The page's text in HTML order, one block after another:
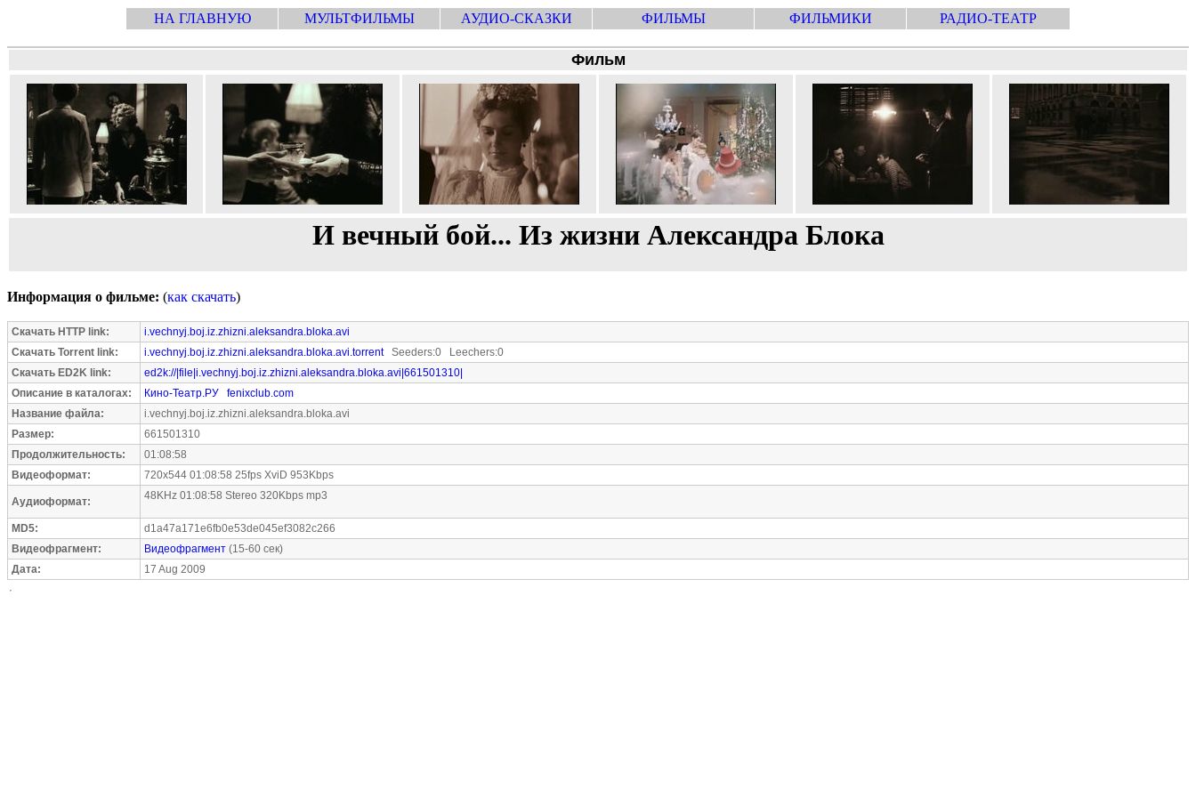
НА ГЛАВНУЮ МУЛЬТФИЛЬМЫ АУДИО-СКАЗКИ ФИЛЬМЫ ФИЛЬМИКИ РАДИО-ТЕАТР
Фильм
И вечный бой... Из жизни Александра Блока
Информация о фильме: (как скачать)
Скачать HTTP link:
i.vechnyj.boj.iz.zhizni.aleksandra.bloka.avi
Скачать Torrent link:
i.vechnyj.boj.iz.zhizni.aleksandra.bloka.avi.torrentSeeders:0 Leechers:0
Скачать ED2K link:
ed2k://|file|i.vechnyj.boj.iz.zhizni.aleksandra.bloka.avi|661501310|
Описание в каталогах:
Кино-Театр.РУ
fenixclub.com
Название файла:
i.vechnyj.boj.iz.zhizni.aleksandra.bloka.avi
Размер:
661501310
Продолжительность:
01:08:58
Видеоформат:
720x544 01:08:58 25fps XviD 953Kbps
Аудиоформат: 48KHz 01:08:58 Stereo 320Kbps mp3
MD5:
d1a47a171e6fb0e53de045ef3082c266
Видеофрагмент:
Видеофрагмент (15-60 сек)
Дата:
17 Aug 2009